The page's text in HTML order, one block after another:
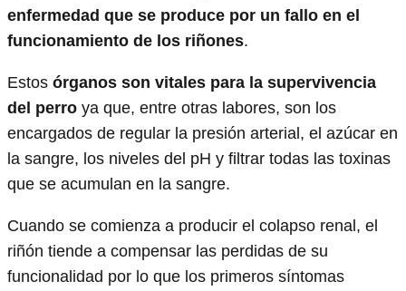
enfermedad que se produce por un fallo en el
funcionamiento de los riñones.
Estos órganos son vitales para la supervivencia
del perro ya que, entre otras labores, son los
encargados de regular la presión arterial, el azúcar en
la sangre, los niveles del pH y filtrar todas las toxinas
que se acumulan en la sangre.
Cuando se comienza a producir el colapso renal, el
riñón tiende a compensar las perdidas de su
funcionalidad por lo que los primeros síntomas